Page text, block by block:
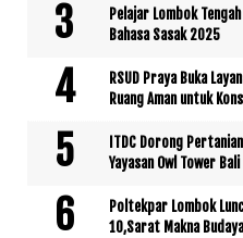
Pelajar Lombok
Bahasa Sasak 2025
RSUD Praya Buka
Ruang Aman untuk
ITDC Dorong
Yayasan Owl Tower
Poltekpar Lombok
10,Sarat Makna